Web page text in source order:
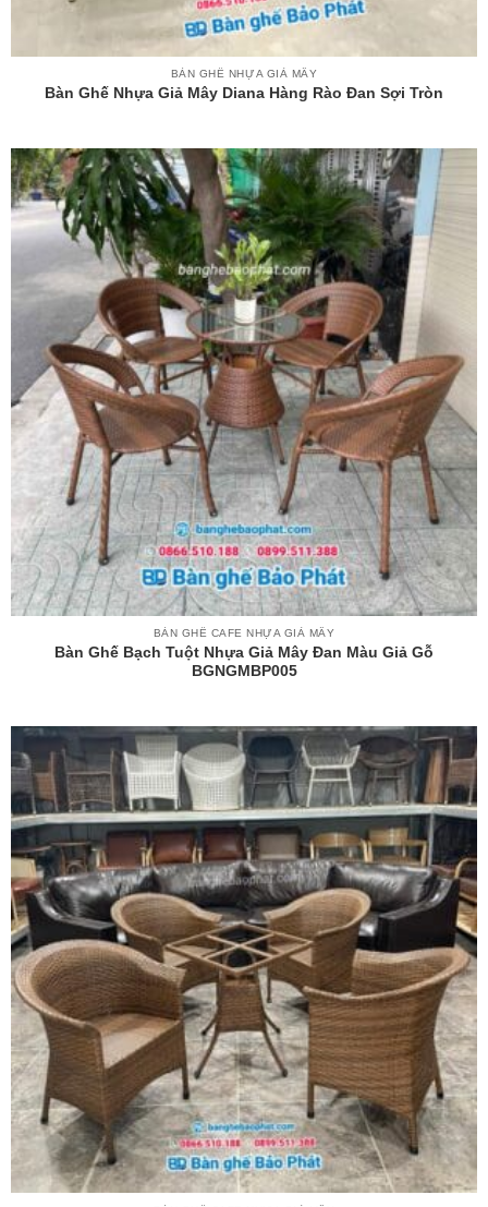
BÀN GHẾ NHỰA GIẢ MÂY
Bàn Ghế Nhựa Giả Mây Diana Hàng Rào Đan Sợi Tròn
BÀN GHẾ CAFE NHỰA GIẢ MÂY
Bàn Ghế Bạch Tuột Nhựa Giả Mây Đan Màu Giả Gỗ
BGNGMBP005